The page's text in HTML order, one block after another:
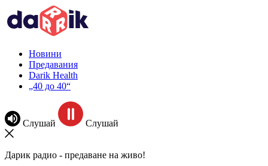
Новини
Предавания
Darik Health
„40 до 40“
Слушай Слушай
Дарик радио - предаване на живо!